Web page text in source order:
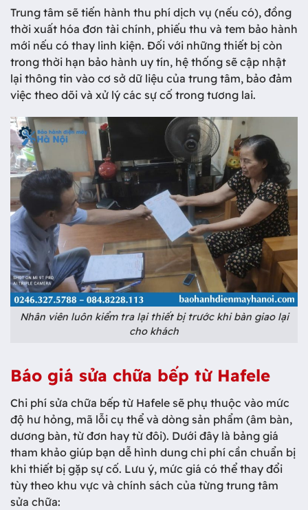
Trung tâm sẽ tiến hành thu phí dịch vụ (nếu có), đồng
thời xuất hóa đơn tài chính, phiếu thu và tem bảo hành
mới nếu có thay linh kiện. Đối với những thiết bị còn
trong thời hạn bảo hành uy tín, hệ thống sẽ cập nhật
lại thông tin vào cơ sở dữ liệu của trung tâm, bảo đảm
việc theo dõi và xử lý các sự cố trong tương lai.
Nhân viên luôn kiểm tra lại thiết bị trước khi bàn giao lại
cho khách
Báo giá sửa chữa bếp từ Hafele
Chi phí sửa chữa bếp từ Hafele sẽ phụ thuộc vào mức
độ hư hỏng, mã lỗi cụ thể và dòng sản phẩm (âm bàn,
dương bàn, từ đơn hay từ đôi). Dưới đây là bảng giá
tham khảo giúp bạn dễ hình dung chi phí cần chuẩn bị
khi thiết bị gặp sự cố. Lưu ý, mức giá có thể thay đổi
tùy theo khu vực và chính sách của từng trung tâm
sửa chữa: